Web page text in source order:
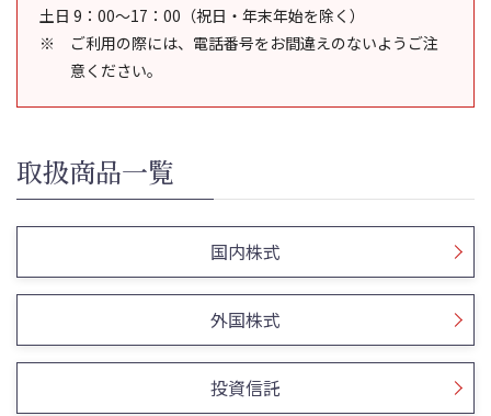
土日 9：00～17：00（祝日・年末年始を除く）
ご利用の際には、電話番号をお間違えのないようご注
意ください。
取扱商品一覧
国内株式
外国株式
投資信託